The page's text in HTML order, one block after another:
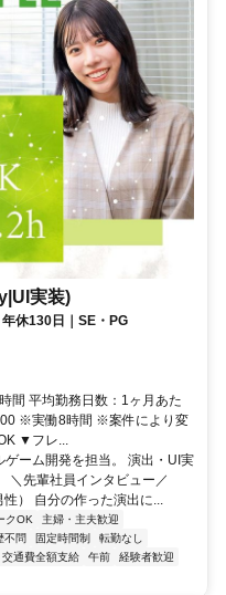
実装)
休130日｜SE・PG
間 平均勤務日数：1ヶ月あた
※実働8時間 ※案件により変
▼フレ...
ーム開発を担当。 演出・UI実
＼先輩社員インタビュー／
性） 自分の作った演出に...
クOK
主婦・主夫歓迎
不問 固定時間制
転勤なし
交通費全額支給 午前
経験者歓迎